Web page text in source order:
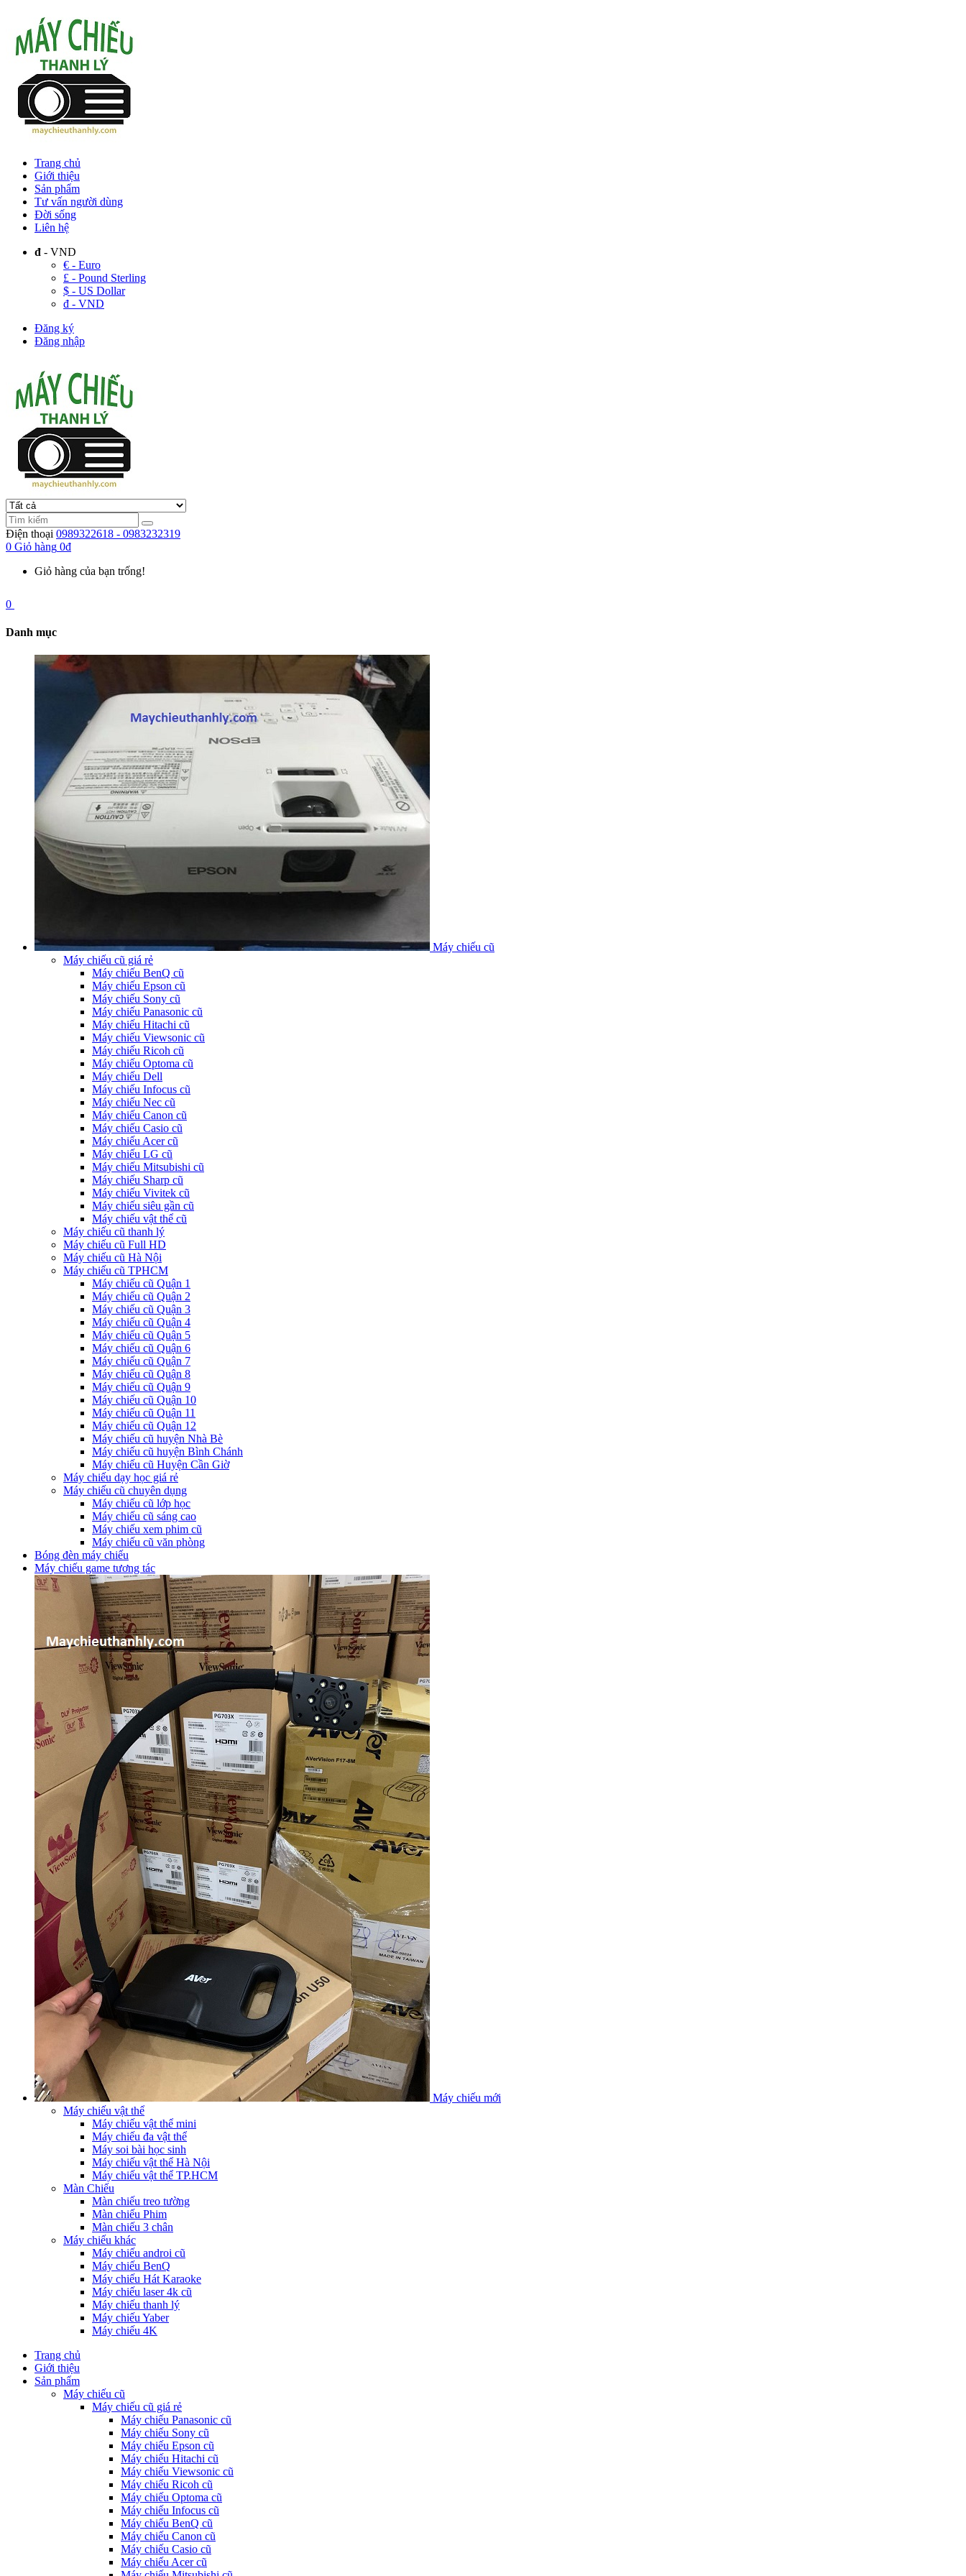
Trang chủ
Giới thiệu
Sản phẩm
Tư vấn người dùng
Đời sống
Liên hệ
đ - VND
€ - Euro
£ - Pound Sterling
$ - US Dollar
đ - VND
Đăng ký
Đăng nhập
Điện thoại 0989322618 - 0983232319
0 Giỏ hàng 0đ
Giỏ hàng của bạn trống!
0
Danh mục
Máy chiếu cũ
Máy chiếu cũ giá rẻ
Máy chiếu BenQ cũ
Máy chiếu Epson cũ
Máy chiếu Sony cũ
Máy chiếu Panasonic cũ
Máy chiếu Hitachi cũ
Máy chiếu Viewsonic cũ
Máy chiếu Ricoh cũ
Máy chiếu Optoma cũ
Máy chiếu Dell
Máy chiếu Infocus cũ
Máy chiếu Nec cũ
Máy chiếu Canon cũ
Máy chiếu Casio cũ
Máy chiếu Acer cũ
Máy chiếu LG cũ
Máy chiếu Mitsubishi cũ
Máy chiếu Sharp cũ
Máy chiếu Vivitek cũ
Máy chiếu siêu gần cũ
Máy chiếu vật thể cũ
Máy chiếu cũ thanh lý
Máy chiếu cũ Full HD
Máy chiếu cũ Hà Nội
Máy chiếu cũ TPHCM
Máy chiếu cũ Quận 1
Máy chiếu cũ Quận 2
Máy chiếu cũ Quận 3
Máy chiếu cũ Quận 4
Máy chiếu cũ Quận 5
Máy chiếu cũ Quận 6
Máy chiếu cũ Quận 7
Máy chiếu cũ Quận 8
Máy chiếu cũ Quận 9
Máy chiếu cũ Quận 10
Máy chiếu cũ Quận 11
Máy chiếu cũ Quận 12
Máy chiếu cũ huyện Nhà Bè
Máy chiếu cũ huyện Bình Chánh
Máy chiếu cũ Huyện Cần Giờ
Máy chiếu dạy học giá rẻ
Máy chiếu cũ chuyên dụng
Máy chiếu cũ lớp học
Máy chiếu cũ sáng cao
Máy chiếu xem phim cũ
Máy chiếu cũ văn phòng
Bóng đèn máy chiếu
Máy chiếu game tương tác
Máy chiếu mới
Máy chiếu vật thể
Máy chiếu vật thể mini
Máy chiếu đa vật thể
Máy soi bài học sinh
Máy chiếu vật thể Hà Nội
Máy chiếu vật thể TP.HCM
Màn Chiếu
Màn chiếu treo tường
Màn chiếu Phim
Màn chiếu 3 chân
Máy chiếu khác
Máy chiếu androi cũ
Máy chiếu BenQ
Máy chiếu Hát Karaoke
Máy chiếu laser 4k cũ
Máy chiếu thanh lý
Máy chiếu Yaber
Máy chiếu 4K
Trang chủ
Giới thiệu
Sản phẩm
Máy chiếu cũ
Máy chiếu cũ giá rẻ
Máy chiếu Panasonic cũ
Máy chiếu Sony cũ
Máy chiếu Epson cũ
Máy chiếu Hitachi cũ
Máy chiếu Viewsonic cũ
Máy chiếu Ricoh cũ
Máy chiếu Optoma cũ
Máy chiếu Infocus cũ
Máy chiếu BenQ cũ
Máy chiếu Canon cũ
Máy chiếu Casio cũ
Máy chiếu Acer cũ